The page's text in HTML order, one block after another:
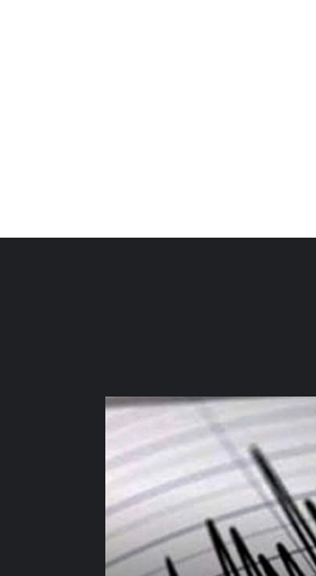
آثار
7
رسمية
بانهيار
مبانٍ